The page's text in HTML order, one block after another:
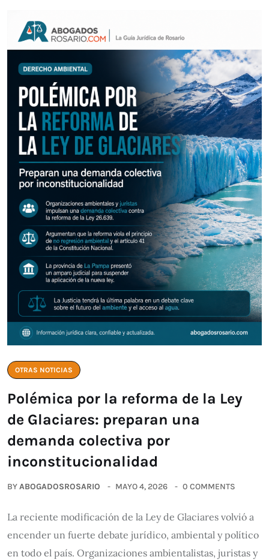
OTRAS NOTICIAS
Polémica por la reforma de la Ley
de Glaciares: preparan una
demanda colectiva por
inconstitucionalidad
BYABOGADOSROSARIO MAYO 4, 2026 0 COMMENTS
La reciente modificación de la Ley de Glaciares volvió a
encender un fuerte debate jurídico, ambiental y político
en todo el país. Organizaciones ambientalistas, juristas y